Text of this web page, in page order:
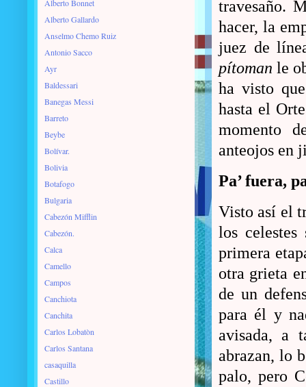
travesaño.
hacer, la
juez de
pítoman le
ha visto
hasta el
momento
anteojos en
Pa’ fuera,
Visto así el
los
primera
otra grieta
de un
para él y
avisada, a
abrazan, lo
palo, pero
Alberto Bonnet
Alberto Gallardo
Anselmo Chemo Ruiz
Antonio Sacco
Ayr
Baldessari
Banegas Messi
Barreto
Beybe
Bolívar.
Bolivia
Botafogo
Bulgaria
Cabezón Mifflin
Cabezón.
Calca
Camello
Campos
Canchiota
Canchita
Carlos Lobatòn
Carlos Santana
casaquilla
Castillo